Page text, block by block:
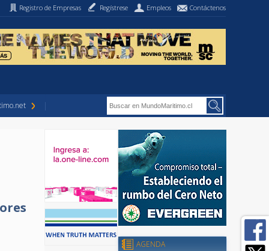
Registro de Empresas Regístrese Empleos Contáctenos
AGENDA